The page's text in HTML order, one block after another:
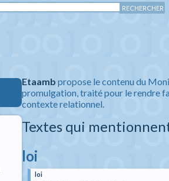
Etaamb propose le contenu du
promulgation, traité pour le rendre
contexte relationnel.
Textes qui
loi
loi